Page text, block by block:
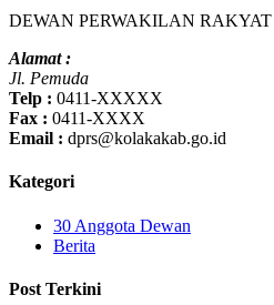
DEWAN PERWAKILAN
Alamat :
Jl. Pemuda
Telp : 0411-XXXXX
Fax : 0411-XXXX
Email : dprs@kolakakab.go.id
Kategori
30 Anggota Dewan
Berita
Post Terkini